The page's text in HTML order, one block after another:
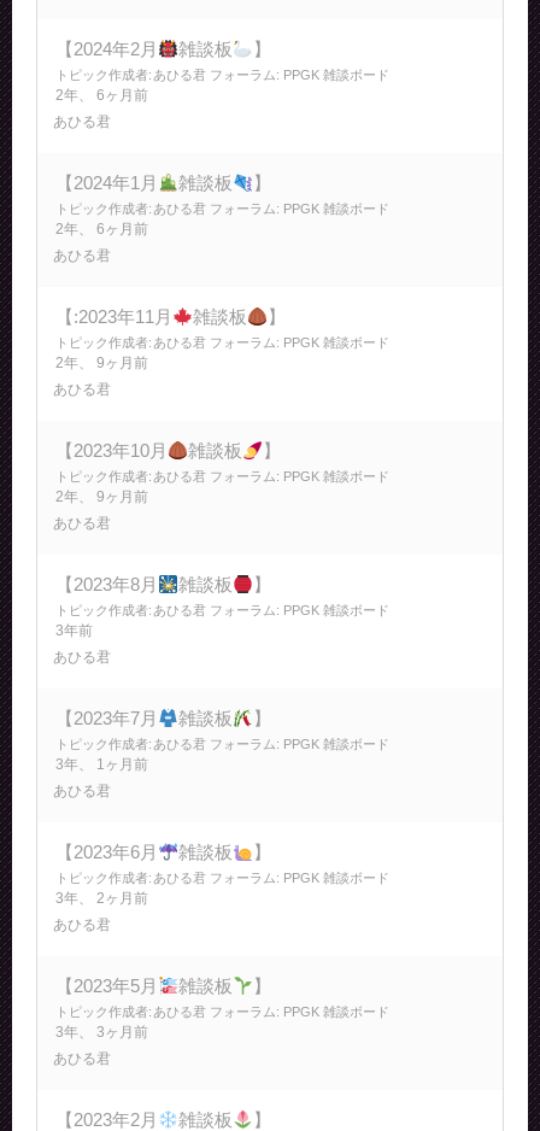
【2024年2月 雑談板 】
トピック作成者:あひる君 フォーラム: PPGK 雑談ボード
2年、 6ヶ月前
あひる君
【2024年1月 雑談板 】
トピック作成者:あひる君 フォーラム: PPGK 雑談ボード
2年、 6ヶ月前
あひる君
【:2023年11月 雑談板 】
トピック作成者:あひる君 フォーラム: PPGK 雑談ボード
2年、 9ヶ月前
あひる君
【2023年10月 雑談板 】
トピック作成者:あひる君 フォーラム: PPGK 雑談ボード
2年、 9ヶ月前
あひる君
【2023年8月 雑談板 】
トピック作成者:あひる君 フォーラム: PPGK 雑談ボード
3年前
あひる君
【2023年7月 雑談板 】
トピック作成者:あひる君 フォーラム: PPGK 雑談ボード
3年、 1ヶ月前
あひる君
【2023年6月 雑談板 】
トピック作成者:あひる君 フォーラム: PPGK 雑談ボード
3年、 2ヶ月前
あひる君
【2023年5月 雑談板 】
トピック作成者:あひる君 フォーラム: PPGK 雑談ボード
3年、 3ヶ月前
あひる君
【2023年2月 雑談板 】